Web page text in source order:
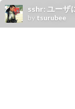
sshr: ユーザ
by tsurubee